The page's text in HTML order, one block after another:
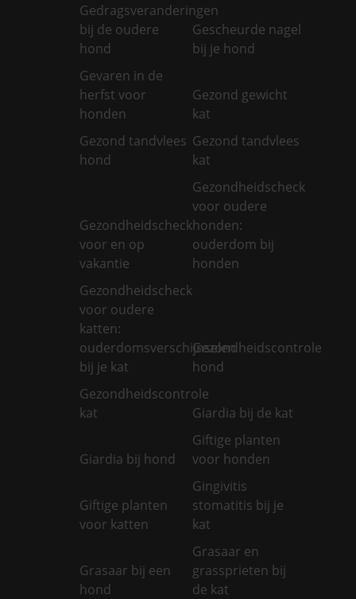
Gedragsveranderingen
bij de oudere
hond
Gescheurde nagel
bij je hond
Gevaren in de
herfst voor
honden
Gezond gewicht
kat
Gezond tandvlees
hond
Gezond tandvlees
kat
Gezondheidscheck
voor en op
vakantie
Gezondheidscheck
voor oudere
honden:
ouderdom bij
honden
Gezondheidscheck
voor oudere
katten:
ouderdomsverschijnselen
bij je kat
Gezondheidscontrole
hond
Gezondheidscontrole
kat
Giardia bij de kat
Giardia bij hond
Giftige planten
voor honden
Giftige planten
voor katten
Gingivitis
stomatitis bij je
kat
Grasaar bij een
hond
Grasaar en
grassprieten bij
de kat